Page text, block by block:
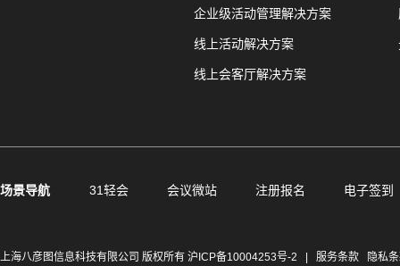
企业级活动管理解决方案
线上活动解决方案
线上会客厅解决方案
场景导航 31轻会 会议微站 注册报名 电子签到
上海八彦图信息科技有限公司 版权所有 沪ICP备10004253号-2 服务条款
隐私